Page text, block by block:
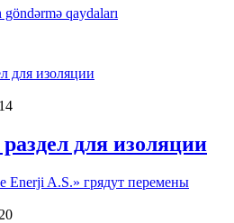
göndərmə qaydaları
для изоляции